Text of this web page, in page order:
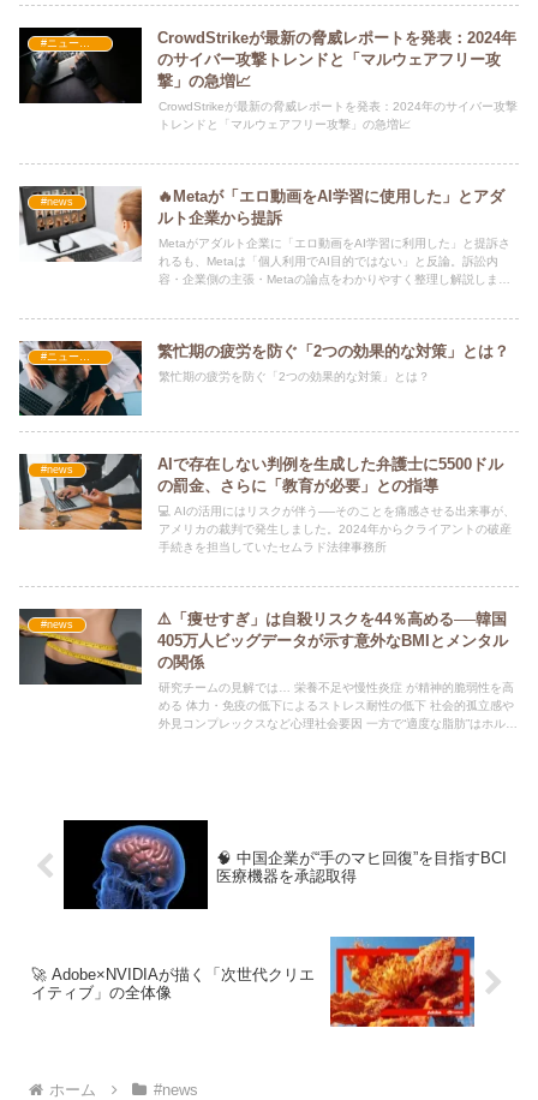
#ニュース・社会・コラム
CrowdStrikeが最新の脅威レポートを発表：2024年
のサイバー攻撃トレンドと「マルウェアフリー攻
撃」の急増📈
CrowdStrikeが最新の脅威レポートを発表：2024年のサイバー攻撃
トレンドと「マルウェアフリー攻撃」の急増📈
#news
🔥Metaが「エロ動画をAI学習に使用した」とアダ
ルト企業から提訴
Metaがアダルト企業に「エロ動画をAI学習に利用した」と提訴さ
れるも、Metaは「個人利用でAI目的ではない」と反論。訴訟内
容・企業側の主張・Metaの論点をわかりやすく整理し解説しま
繁忙期の疲労を防ぐ「2つの効果的な対策」とは？
繁忙期の疲労を防ぐ「2つの効果的な対策」とは？
#news
AIで存在しない判例を生成した弁護士に5500ドル
の罰金、さらに「教育が必要」との指導
💻 AIの活用にはリスクが伴う──そのことを痛感させる出来事が、
アメリカの裁判で発生しました。2024年からクライアントの破産
手続きを担当していたセムラド法律事務所
#news
⚠️「痩せすぎ」は自殺リスクを44％高める──韓国
405万人ビッグデータが示す意外なBMIとメンタル
の関係
研究チームの見解では… 栄養不足や慢性炎症 が精神的脆弱性を高
める 体力・免疫の低下によるストレス耐性の低下 社会的孤立感や
外見コンプレックスなど心理社会要因 一方で“適度な脂肪”はホルモ
🧠 中国企業が“手のマヒ回復”を目指すBCI
医療機器を承認取得
🚀 Adobe×NVIDIAが描く「次世代クリエ
イティブ」の全体像
ホーム #news